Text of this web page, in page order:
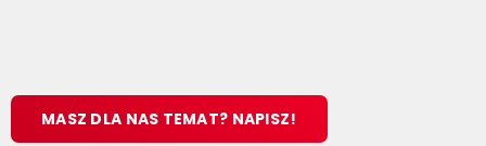
MASZ DLA NAS TEMAT? NAPISZ!